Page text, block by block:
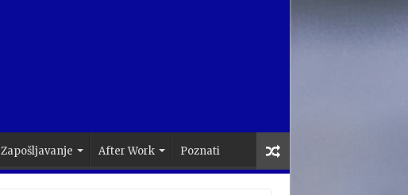
Zapošljavanje After Work Poznati